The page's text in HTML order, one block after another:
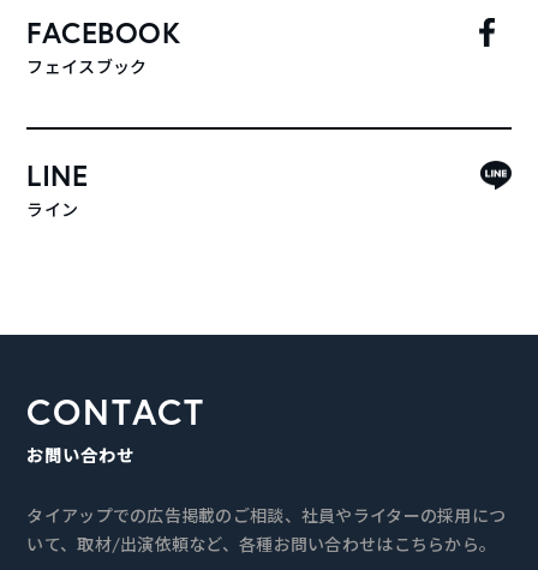
FACEBOOK
フェイスブック
LINE
ライン
CONTACT
お問い合わせ
タイアップでの広告掲載のご相談、社員やライターの採用につ
いて、取材/出演依頼など、各種お問い合わせはこちらから。